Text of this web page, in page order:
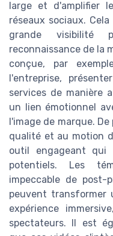
large et d'amplifier
réseaux sociaux.
grande visibilité
reconnaissance de la
conçue, par
l'entreprise,
services de manière
un lien émotionnel
l'image de marque.
qualité et au motion
outil engageant qui
potentiels. Les
impeccable de
peuvent transformer
expérience
spectateurs. Il est